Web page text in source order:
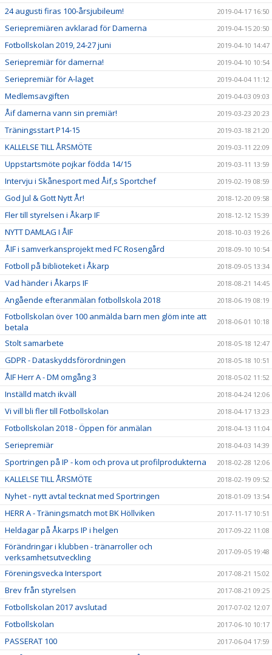
24 augusti firas 100-årsjubileum! 2019-04-17 16:50
Seriepremiären avklarad för Damerna 2019-04-15 20:50
Fotbollskolan 2019, 24-27 juni 2019-04-10 14:47
Seriepremiär för damerna! 2019-04-10 10:54
Seriepremiär för A-laget 2019-04-04 11:12
Medlemsavgiften 2019-04-03 09:03
Åif damerna vann sin premiär! 2019-03-23 20:23
Träningsstart P14-15 2019-03-18 21:20
KALLELSE TILL ÅRSMÖTE 2019-03-11 22:09
Uppstartsmöte pojkar födda 14/15 2019-03-11 13:59
Intervju i Skånesport med Åif,s Sportchef 2019-02-19 08:59
God Jul & Gott Nytt År! 2018-12-20 09:58
Fler till styrelsen i Åkarp IF 2018-12-12 15:39
NYTT DAMLAG I ÅIF 2018-10-03 19:26
ÅIF i samverkansprojekt med FC Rosengård 2018-09-10 10:54
Fotboll på biblioteket i Åkarp 2018-09-05 13:34
Vad händer i Åkarps IF 2018-08-21 14:45
Angående efteranmälan fotbollskola 2018 2018-06-19 08:19
Fotbollskolan över 100 anmälda barn men glöm inte att
betala
2018-06-01 10:18
Stolt samarbete 2018-05-18 12:47
GDPR - Dataskyddsförordningen 2018-05-18 10:51
ÅIF Herr A - DM omgång 3 2018-05-02 11:52
Inställd match ikväll 2018-04-24 12:06
Vi vill bli fler till Fotbollskolan 2018-04-17 13:23
Fotbollskolan 2018 - Öppen för anmälan 2018-04-13 11:04
Seriepremiär 2018-04-03 14:39
Sportringen på IP - kom och prova ut profilprodukterna 2018-02-28 12:06
KALLELSE TILL ÅRSMÖTE 2018-02-19 09:52
Nyhet - nytt avtal tecknat med Sportringen 2018-01-09 13:54
HERR A - Träningsmatch mot BK Höllviken 2017-11-17 10:51
Heldagar på Åkarps IP i helgen 2017-09-22 11:08
Förändringar i klubben - tränarroller och
verksamhetsutveckling
2017-09-05 19:48
Föreningsvecka Intersport 2017-08-21 15:02
Brev från styrelsen 2017-08-21 09:25
Fotbollskolan 2017 avslutad 2017-07-02 12:07
Fotbollskolan 2017-06-10 10:17
PASSERAT 100 2017-06-04 17:59